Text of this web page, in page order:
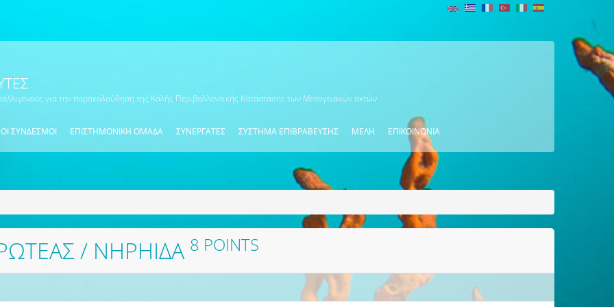
για την παρακολούθηση της Καλής Περιβαλλοντικής Κατάστασης των Μεσογειακών ακτών
ΣΥΝΔΕΣΜΟΙ ΕΠΙΣΤΗΜΟΝΙΚΗ ΟΜΑΔΑ ΣΥΝΕΡΓΆΤΕΣ ΣΥΣΤΗΜΑ ΕΠΙΒΡΑΒΕΥΣΗΣ ΜΕΛΗ ΕΠΙΚΟΙΝΩΝΙΑ
/ ΝΗΡΗΊΔΑ 8 POINTS